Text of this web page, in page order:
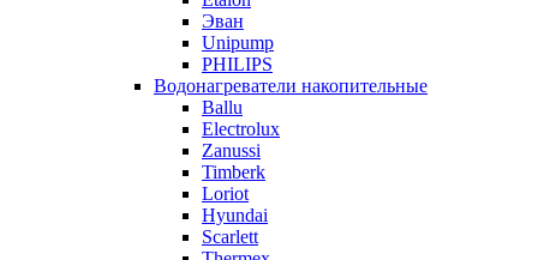
Эван
Unipump
PHILIPS
Водонагреватели накопительные
Ballu
Electrolux
Zanussi
Timberk
Loriot
Hyundai
Scarlett